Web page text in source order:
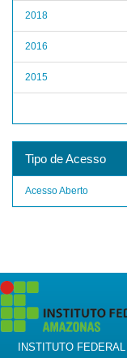
2018
2016
2015
Tipo de Acesso
Acesso Aberto
INSTITUTO